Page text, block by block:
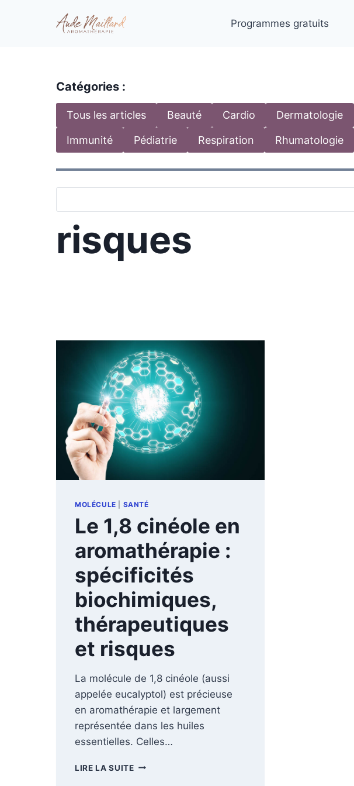
Programmes gratuits
Catégories :
Tous les articles Beauté Cardio Dermatologie
Immunité Pédiatrie Respiration Rhumatologie
risques
MOLÉCULE SANTÉ
Le 1,8 cinéole en
aromathérapie :
spécificités
biochimiques,
thérapeutiques
et risques
La molécule de 1,8 cinéole (aussi
appelée eucalyptol) est précieuse
en aromathérapie et largement
représentée dans les huiles
essentielles. Celles…
LIRE LA SUITELE